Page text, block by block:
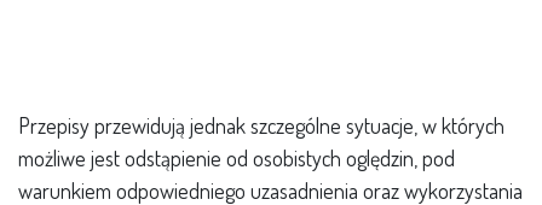
Przepisy przewidują jednak szczególne sytuacje, w których
możliwe jest odstąpienie od osobistych oględzin, pod
warunkiem odpowiedniego uzasadnienia oraz wykorzystania